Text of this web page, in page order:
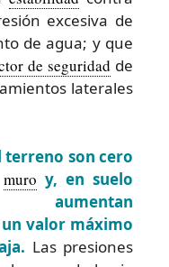
excesiva de
de agua; y que
de seguridad de
laterales
terreno son cero
muro y, en suelo
valor máximo
Las presiones